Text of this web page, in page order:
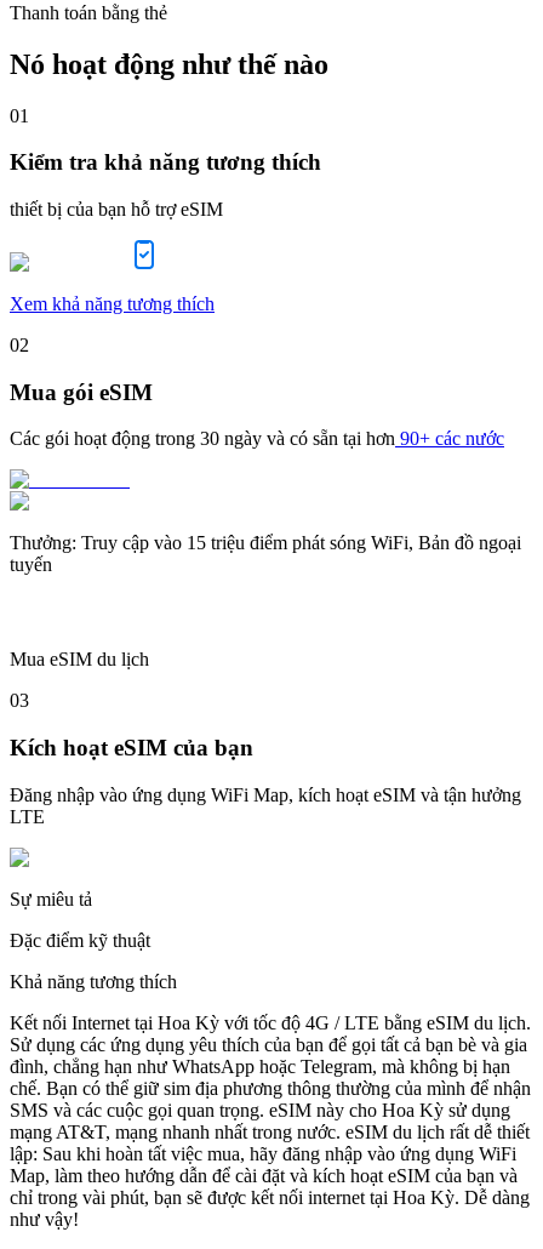
Thanh toán bằng thẻ
Nó hoạt động như thế nào
01
Kiểm tra khả năng tương thích
thiết bị của bạn hỗ trợ eSIM
Xem khả năng tương thích
02
Mua gói eSIM
Các gói hoạt động trong 30 ngày và có sẵn tại hơn 90+ các nước
Thưởng: Truy cập vào 15 triệu điểm phát sóng WiFi, Bản đồ ngoại
tuyến
Mua eSIM du lịch
03
Kích hoạt eSIM của bạn
Đăng nhập vào ứng dụng WiFi Map, kích hoạt eSIM và tận hưởng
LTE
Sự miêu tả
Đặc điểm kỹ thuật
Khả năng tương thích
Kết nối Internet tại Hoa Kỳ với tốc độ 4G / LTE bằng eSIM du lịch.
Sử dụng các ứng dụng yêu thích của bạn để gọi tất cả bạn bè và gia
đình, chẳng hạn như WhatsApp hoặc Telegram, mà không bị hạn
chế. Bạn có thể giữ sim địa phương thông thường của mình để nhận
SMS và các cuộc gọi quan trọng. eSIM này cho Hoa Kỳ sử dụng
mạng AT&T, mạng nhanh nhất trong nước. eSIM du lịch rất dễ thiết
lập: Sau khi hoàn tất việc mua, hãy đăng nhập vào ứng dụng WiFi
Map, làm theo hướng dẫn để cài đặt và kích hoạt eSIM của bạn và
chỉ trong vài phút, bạn sẽ được kết nối internet tại Hoa Kỳ. Dễ dàng
như vậy!